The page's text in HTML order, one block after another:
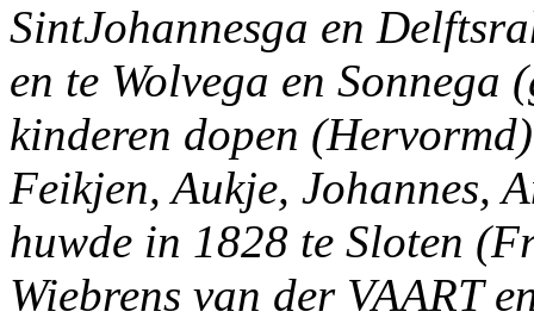
SintJohannesga en
en te Wolvega en Sonnega
kinderen dopen
Feikjen, Aukje, Johannes,
huwde in 1828 te Sloten
Wiebrens van der VAART